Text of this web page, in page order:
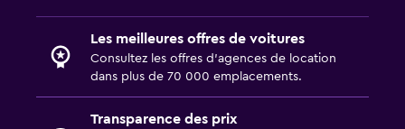
Les meilleures offres de voitures
Consultez les offres d’agences de location
dans plus de 70 000 emplacements.
Transparence des prix